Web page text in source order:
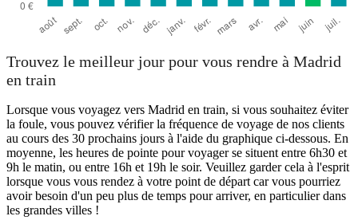
Trouvez le meilleur jour pour vous rendre à Madrid
en train
Lorsque vous voyagez vers Madrid en train, si vous souhaitez éviter
la foule, vous pouvez vérifier la fréquence de voyage de nos clients
au cours des 30 prochains jours à l'aide du graphique ci-dessous. En
moyenne, les heures de pointe pour voyager se situent entre 6h30 et
9h le matin, ou entre 16h et 19h le soir. Veuillez garder cela à l'esprit
lorsque vous vous rendez à votre point de départ car vous pourriez
avoir besoin d'un peu plus de temps pour arriver, en particulier dans
les grandes villes !